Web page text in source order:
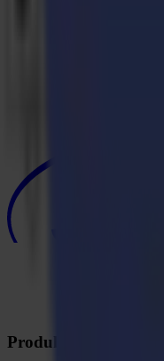
Produkte